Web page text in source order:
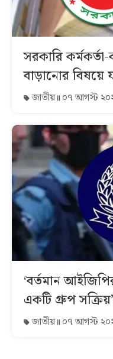
সরকারি
বাড়ানোর বিষয়ে
জাতীয় ০৭ আগস্ট
‘বর্তমান
একটি গ্রুপ সক্রিয়’
জাতীয় ০৭ আগস্ট